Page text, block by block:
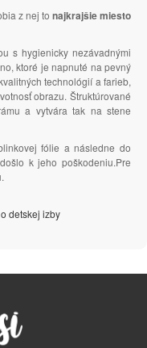
z nej to najkrajšie miesto
s hygienicky nezávadnými
ktoré je napnuté na pevný
technológií a farieb,
obrazu. Štruktúrované
a vytvára tak na stene
fólie a následne do
k jeho poškodeniu.Pre
detskej izby